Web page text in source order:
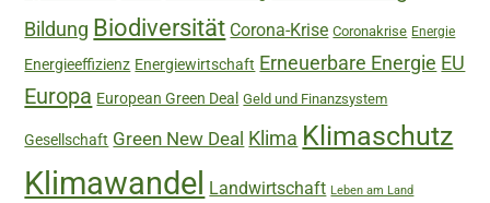
Bildung Biodiversität Corona-Krise Coronakrise Energie
Energieeffizienz Energiewirtschaft Erneuerbare Energie EU
Europa European Green Deal Geld und Finanzsystem
Gesellschaft Green New Deal Klima Klimaschutz
Klimawandel Landwirtschaft Leben am Land